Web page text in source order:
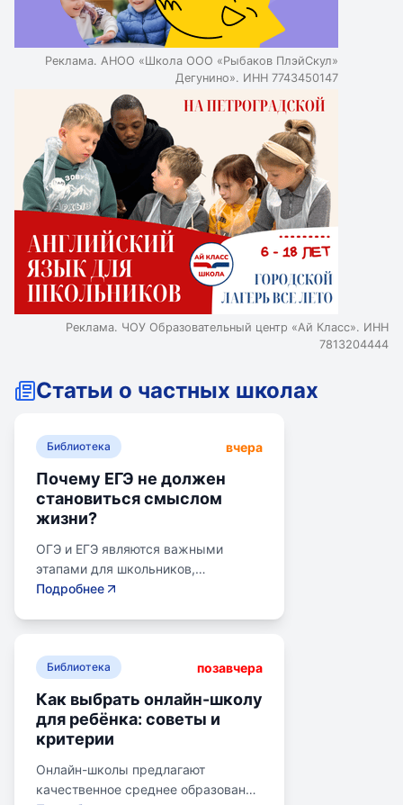
отсутствия интереса. Узконаправленная школа может
быть причиной для смены школы, особенно если это
началка.
Реклама. АНОО «Школа ООО «Рыбаков ПлэйСкул»
Дегунино». ИНН 7743450147
Реклама. ЧОУ Образовательный центр «Ай Класс». ИНН
7813204444
Статьи о частных школах
Библиотека вчера
Почему ЕГЭ не должен
становиться смыслом
жизни?
ОГЭ и ЕГЭ являются важными
этапами для школьников,
готовящихся к переходу на
старшего подросткового и
помогает детям развивать
личностные навыки, получать опыт
самоопределения и выбирать
профессию. В программе школы
уделяется внимание базовым
Подробнее
Библиотека позавчера
Как выбрать онлайн-школу
для ребёнка: советы и
критерии
Онлайн-школы предлагают
качественное среднее образование